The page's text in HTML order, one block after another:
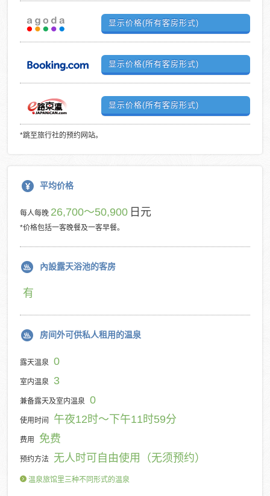
显示价格(所有客房形式)
显示价格(所有客房形式)
显示价格(所有客房形式)
*跳至旅行社的预约网站。
平均价格
每人每晚 26,700～50,900 日元
*价格包括一客晚餐及一客早餐。
內設露天浴池的客房
有
房间外可供私人租用的温泉
露天温泉 0
室内温泉 3
兼备露天及室内温泉 0
使用时间 午夜12时～下午11时59分
费用 免费
预约方法 无人时可自由使用（无须预约）
温泉旅馆里三种不同形式的温泉